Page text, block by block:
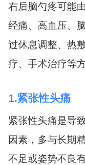
右后脑勺疼可能
经痛、高血压、
过休息调整、热
疗、手术治疗等
1.紧张性头痛
紧张性头痛是导
因素，多与长期
不足或姿势不良